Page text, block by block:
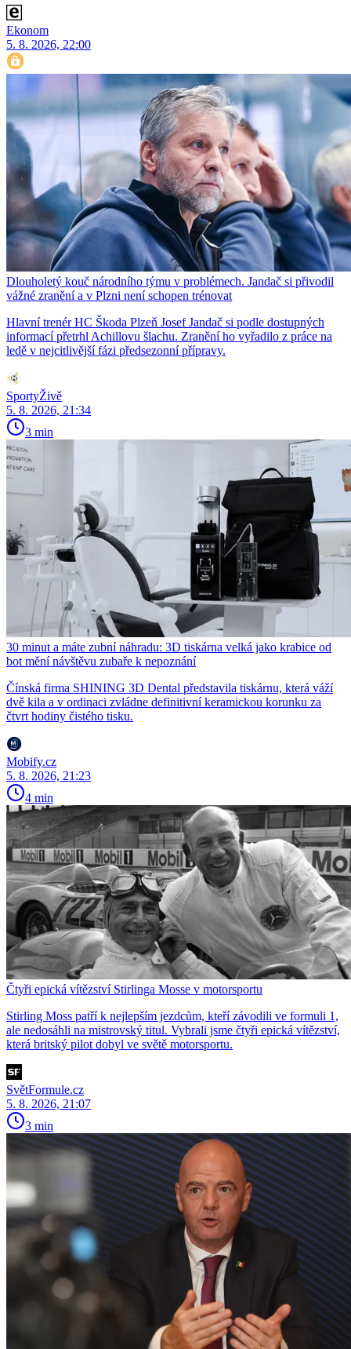
Ekonom
5. 8. 2026, 22:00
Dlouholetý kouč národního týmu v problémech. Jandač si přivodil
vážné zranění a v Plzni není schopen trénovat
Hlavní trenér HC Škoda Plzeň Josef Jandač si podle dostupných
informací přetrhl Achillovu šlachu. Zranění ho vyřadilo z práce na
ledě v nejcitlivější fázi předsezonní přípravy.
SportyŽivě
5. 8. 2026, 21:34
3 min
30 minut a máte zubní náhradu: 3D tiskárna velká jako krabice od
bot mění návštěvu zubaře k nepoznání
Čínská firma SHINING 3D Dental představila tiskárnu, která váží
dvě kila a v ordinaci zvládne definitivní keramickou korunku za
čtvrt hodiny čistého tisku.
Mobify.cz
5. 8. 2026, 21:23
4 min
Čtyři epická vítězství Stirlinga Mosse v motorsportu
Stirling Moss patří k nejlepším jezdcům, kteří závodili ve formuli 1,
ale nedosáhli na mistrovský titul. Vybrali jsme čtyři epická vítězství,
která britský pilot dobyl ve světě motorsportu.
SvětFormule.cz
5. 8. 2026, 21:07
3 min